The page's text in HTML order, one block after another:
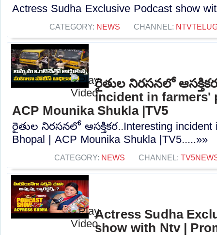
Actress Sudha Exclusive Podcast show
CATEGORY: NEWS CHANNEL:
రైతుల నిరసనలో
incident in farmers'
ACP Mounika Shukla |TV5
రైతుల నిరసనలో ఆసక్తికర..Interesting incident
Bhopal | ACP Mounika Shukla |TV5.....»»
CATEGORY: NEWS CHANNEL:
Actress Sudha
show with Ntv |